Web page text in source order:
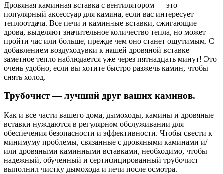
Дровяная каминная вставка с вентилятором — это
популярный аксессуар для камина, если вас интересует
теплоотдача. Все печи и каминные вставки, сжигающие
дрова, выделяют значительное количество тепла, но может
пройти час или больше, прежде чем оно станет ощутимым. С
добавлением воздуходувки к нашей дровяной вставке
заметное тепло наблюдается уже через пятнадцать минут! Это
очень удобно, если вы хотите быстро разжечь камин, чтобы
снять холод.
Трубочист — лучший друг ваших каминов.
Как и все части вашего дома, дымоходы, камины и дровяные
вставки нуждаются в регулярном обслуживании для
обеспечения безопасности и эффективности. Чтобы свести к
минимуму проблемы, связанные с дровяными каминами и/
или дровяными каминными вставками, необходимо, чтобы
надежный, обученный и сертифицированный трубочист
выполнил чистку дымохода и печи после осмотра.